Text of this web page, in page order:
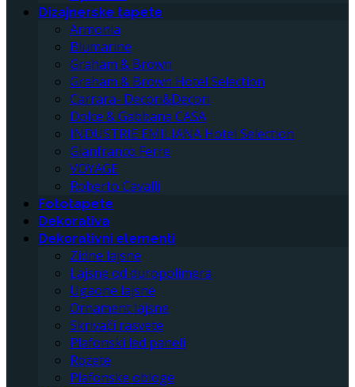
Dizajnerske tapete
Armonia
Blumarine
Graham & Brown
Graham & Brown Hotel Selection
Carrara- Decori&Decori
Dolce & Gabbana CASA
INDUSTRIE EMILIANA Hotel Selection
Gianfranco Ferre
VOYAGE
Roberto Cavalli
Fototapete
Dekorativa
Dekorativni elementi
Zidne lajsne
Lajsne od duropolimera
Ugaone lajsne
Ornament lajsne
Skrivači rasvete
Plafonski led paneli
Rozete
Plafonske obloge